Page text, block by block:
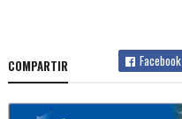
COMPARTIR Facebook